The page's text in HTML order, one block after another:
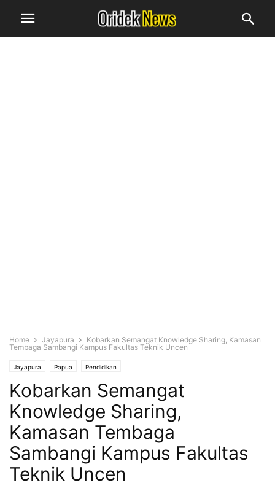
Home Jayapura
Kobarkan Semangat Knowledge Sharing, Kamasan
Tembaga Sambangi Kampus Fakultas Teknik Uncen
Jayapura Papua Pendidikan
Kobarkan Semangat
Knowledge Sharing,
Kamasan Tembaga
Sambangi Kampus Fakultas
Teknik Uncen